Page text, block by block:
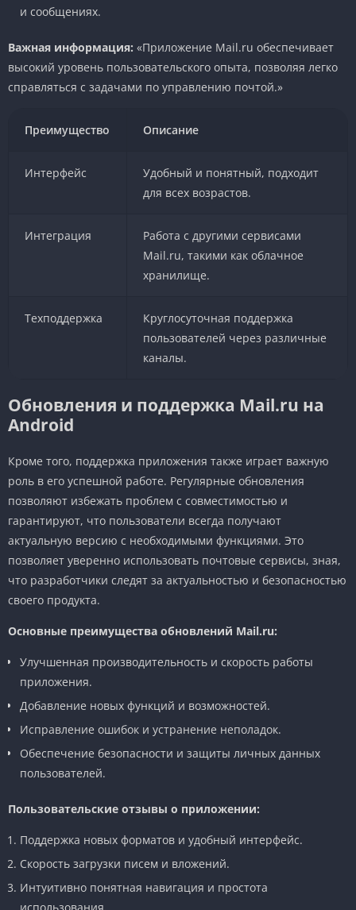
и сообщениях.
Важная информация: «Приложение Mail.ru обеспечивает
высокий уровень пользовательского опыта, позволяя легко
справляться с задачами по управлению почтой.»
Преимущество Описание
Интерфейс
Удобный и понятный, подходит
для всех возрастов.
Интеграция
Работа с другими сервисами
Mail.ru, такими как облачное
хранилище.
Техподдержка
Круглосуточная поддержка
пользователей через различные
каналы.
Обновления и поддержка Mail.ru на
Android
Кроме того, поддержка приложения также играет важную
роль в его успешной работе. Регулярные обновления
позволяют избежать проблем с совместимостью и
гарантируют, что пользователи всегда получают
актуальную версию с необходимыми функциями. Это
позволяет уверенно использовать почтовые сервисы, зная,
что разработчики следят за актуальностью и безопасностью
своего продукта.
Основные преимущества обновлений Mail.ru:
Улучшенная производительность и скорость работы
приложения.
Добавление новых функций и возможностей.
Исправление ошибок и устранение неполадок.
Обеспечение безопасности и защиты личных данных
пользователей.
Пользовательские отзывы о приложении:
Поддержка новых форматов и удобный интерфейс.
Скорость загрузки писем и вложений.
Интуитивно понятная навигация и простота
использования.